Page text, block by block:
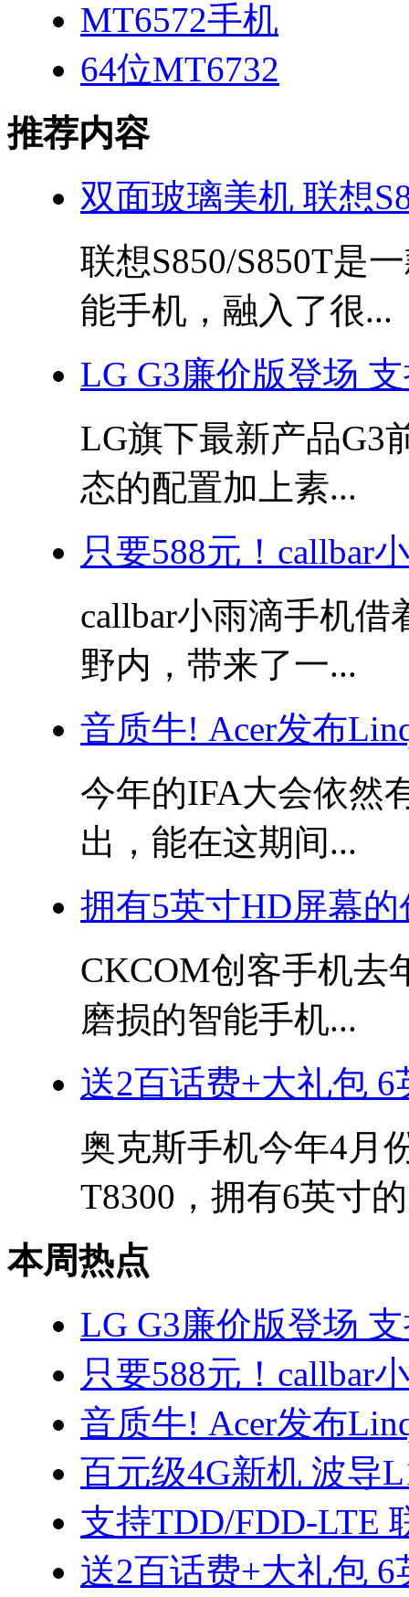
MT6572手机
64位MT6732
推荐内容
双面玻璃美机 联想
联想S850/S850T是
能手机，融入了很...
LG G3廉价版登场
LG旗下最新产品G3
态的配置加上素...
只要588元！callbar
callbar小雨滴手机
野内，带来了一...
音质牛! Acer发布
今年的IFA大会依然
出，能在这期间...
拥有5英寸HD屏幕
CKCOM创客手机去
磨损的智能手机...
送2百话费+大礼包
奥克斯手机今年4月
T8300，拥有6英寸
本周热点
LG G3廉价版登场
只要588元！callbar
音质牛! Acer发布
百元级4G新机 波导
支持TDD/FDD-LTE
送2百话费+大礼包